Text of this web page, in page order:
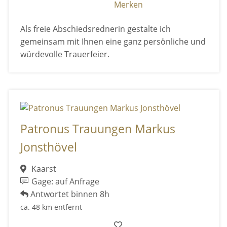
Merken
Als freie Abschiedsrednerin gestalte ich
gemeinsam mit Ihnen eine ganz persönliche und
würdevolle Trauerfeier.
Patronus Trauungen Markus
Jonsthövel
Kaarst
Gage: auf Anfrage
Antwortet binnen 8h
ca. 48 km entfernt